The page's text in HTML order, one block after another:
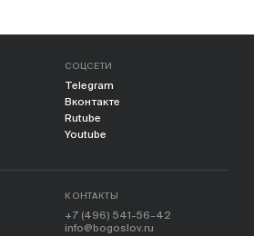
СОЦСЕТИ
Telegram
Вконтакте
Rutube
Youtube
КОНТАКТЫ
+7 (496) 541-56-42
info@bogoslov.ru